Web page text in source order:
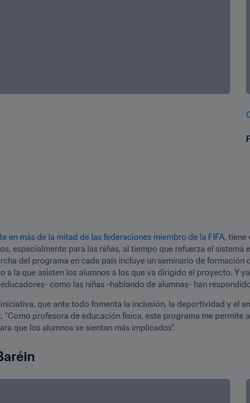
en más de la mitad de las federaciones miembro de la FIFA, tiene
especialmente para las niñas, al tiempo que refuerza el sistema
del programa en cada país incluye un seminario de formación
a la que asisten los alumnos a los que va dirigido el proyecto. Y
como las niñas -hablando de alumnas- han
que ante todo fomenta la inclusión, la deportividad y el
"Como profesora de educación física, este programa me permite
que los alumnos se sientan más implicados".